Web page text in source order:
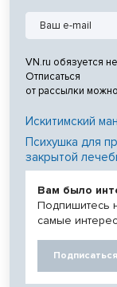
VN.ru обязуется
Отписаться
от рассылки
Искитимский
Психушка для
закрытой
Вам было
Подпишитесь
самые